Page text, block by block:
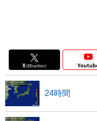
24時間